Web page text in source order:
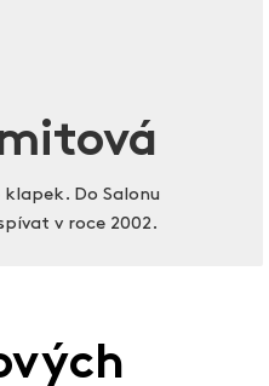
Do Salonu
v roce 2002.